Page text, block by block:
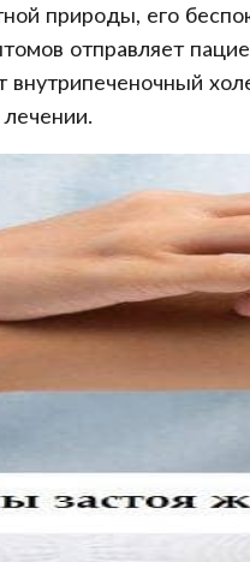
природы, его
отправляет